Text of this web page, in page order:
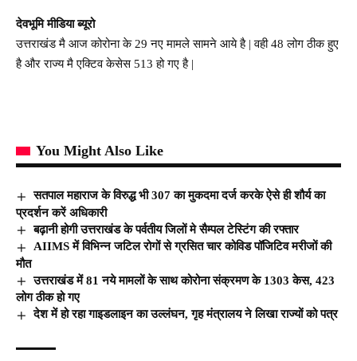
देवभूमि मीडिया ब्यूरो
उत्तराखंड मै आज कोरोना के 29 नए मामले सामने आये है | वही 48 लोग ठीक हुए
है और राज्य मै एक्टिव केसेस 513 हो गए है |
You Might Also Like
सतपाल महाराज के विरुद्ध भी 307 का मुकदमा दर्ज करके ऐसे ही शौर्य का
प्रदर्शन करें अधिकारी
बढ़ानी होगी उत्तराखंड के पर्वतीय जिलों मे सैम्पल टेस्टिंग की रफ्तार
AIIMS में विभिन्न जटिल रोगों से ग्रसित चार कोविड पॉजिटिव मरीजों की
मौत
उत्तराखंड में 81 नये मामलों के साथ कोरोना संक्रमण के 1303 केस, 423
लोग ठीक हो गए
देश में हो रहा गाइडलाइन का उल्लंघन, गृह मंत्रालय ने लिखा राज्यों को पत्र